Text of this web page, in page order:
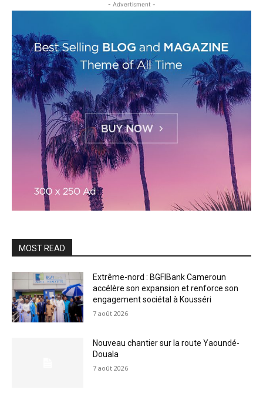
- Advertisment -
MOST READ
Extrême-nord : BGFIBank Cameroun
accélère son expansion et renforce son
engagement sociétal à Kousséri
7 août 2026
Nouveau chantier sur la route Yaoundé-
Douala
7 août 2026